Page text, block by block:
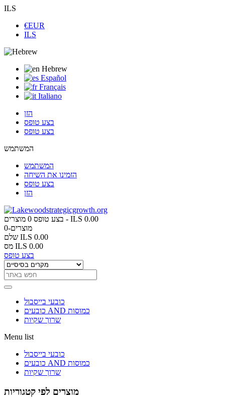
ILS
€EUR
ILS
Hebrew
Español
Français
Italiano
הזן
בצע טופס
בצע טופס
המשתמש
המשתמש
הזמינו את השיחה
בצע טופס
הזן
בצע טופס 0 מוצרים - ILS 0.00
0-מוצרים
שלם ILS 0.00
מס ILS 0.00
בצע טופס
כובעי בייסבול
כובעים AND כמוסות
שרוך שקיות
Menu list
כובעי בייסבול
כובעים AND כמוסות
שרוך שקיות
מוצרים לפי קטגוריות